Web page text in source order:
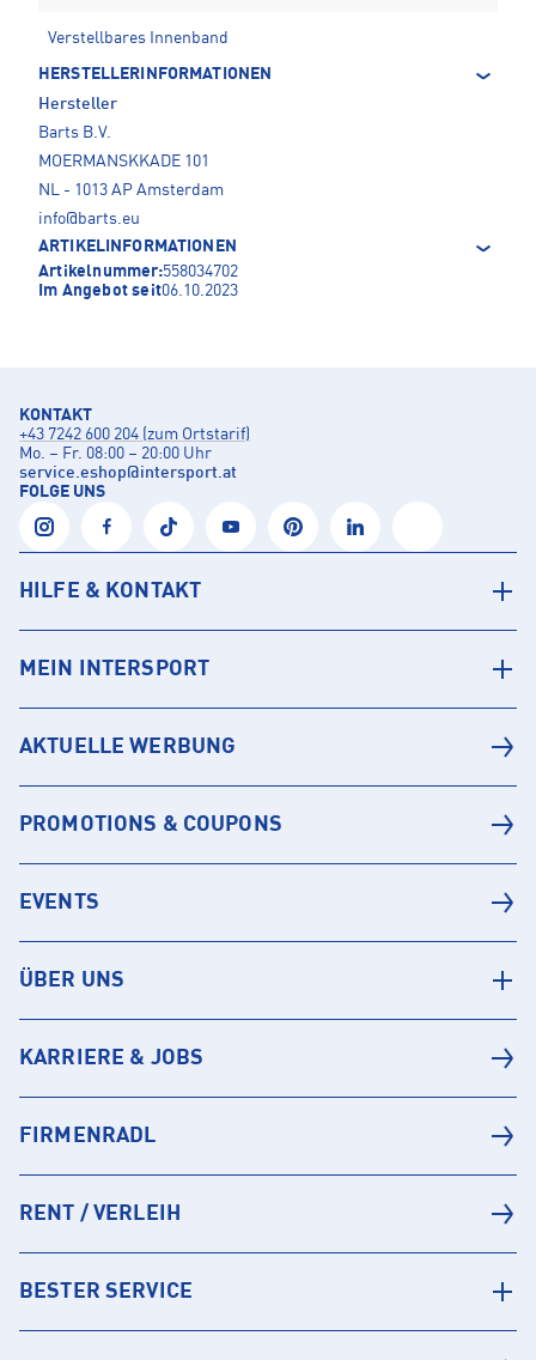
Verstellbares Innenband
HERSTELLERINFORMATIONEN
Hersteller
Barts B.V.
MOERMANSKKADE 101
NL - 1013 AP Amsterdam
info@barts.eu
ARTIKELINFORMATIONEN
Artikelnummer:558034702
Im Angebot seit06.10.2023
KONTAKT
+43 7242 600 204 (zum Ortstarif)
Mo. – Fr. 08:00 – 20:00 Uhr
service.eshop@intersport.at
FOLGE UNS
HILFE & KONTAKT
MEIN INTERSPORT
AKTUELLE WERBUNG
PROMOTIONS & COUPONS
EVENTS
ÜBER UNS
KARRIERE & JOBS
FIRMENRADL
RENT / VERLEIH
BESTER SERVICE